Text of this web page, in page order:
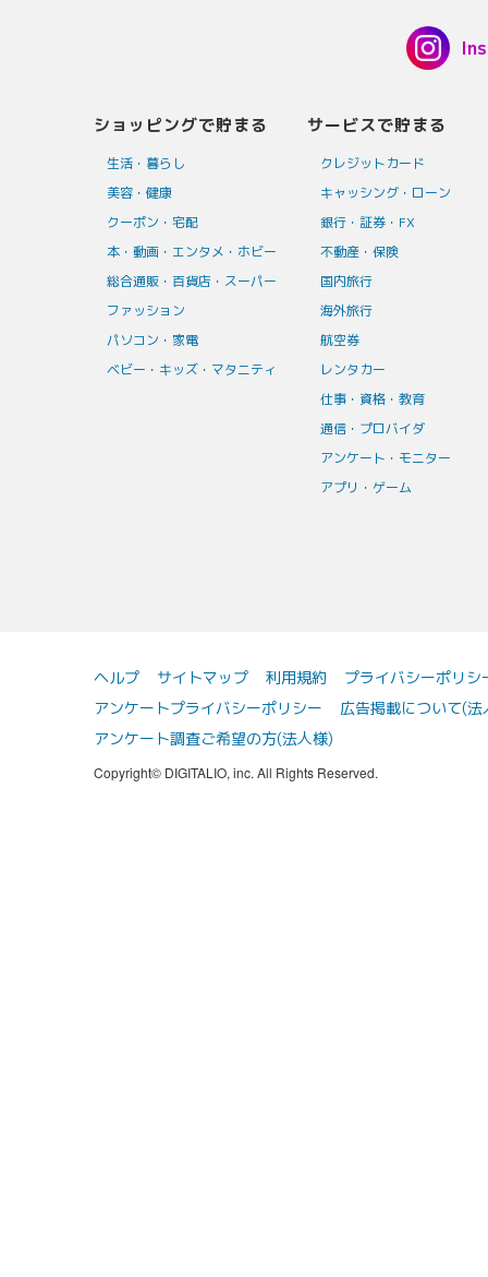
ショッピングで貯まる
生活・暮らし
美容・健康
クーポン・宅配
本・動画・エンタメ・ホビー
総合通販・百貨店・スーパー
ファッション
パソコン・家電
ベビー・キッズ・マタニティ
サービスで貯まる
クレジットカード
キャッシング・ローン
銀行・証券・FX
不動産・保険
国内旅行
海外旅行
航空券
レンタカー
仕事・資格・教育
通信・プロバイダ
アンケート・モニター
アプリ・ゲーム
ヘルプ サイトマップ 利用規約
プライバシーポリシ
アンケートプライバシーポリシー
広告掲載について(法
アンケート調査ご希望の方(法人様)
Copyright© DIGITALIO, inc. All Rights Reserved.